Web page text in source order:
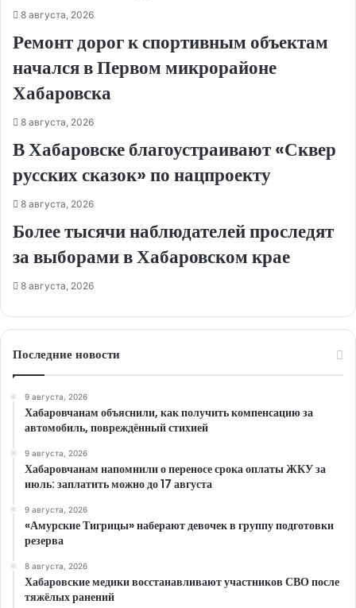
8 августа, 2026
Ремонт дорог к спортивным объектам
начался в Первом микрорайоне
Хабаровска
8 августа, 2026
В Хабаровске благоустраивают «Сквер
русских сказок» по нацпроекту
8 августа, 2026
Более тысячи наблюдателей проследят
за выборами в Хабаровском крае
8 августа, 2026
Последние новости
9 августа, 2026
Хабаровчанам объяснили, как получить компенсацию за
автомобиль, повреждённый стихией
9 августа, 2026
Хабаровчанам напомнили о переносе срока оплаты ЖКУ за
июль: заплатить можно до 17 августа
9 августа, 2026
«Амурские Тигрицы» наберают девочек в группу подготовки
резерва
8 августа, 2026
Хабаровские медики восстанавливают участников СВО после
тяжёлых ранений